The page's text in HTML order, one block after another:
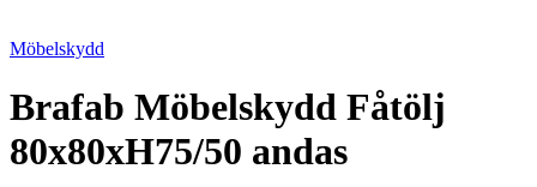
Möbelskydd
Brafab Möbelskydd Fåtölj
80x80xH75/50 andas